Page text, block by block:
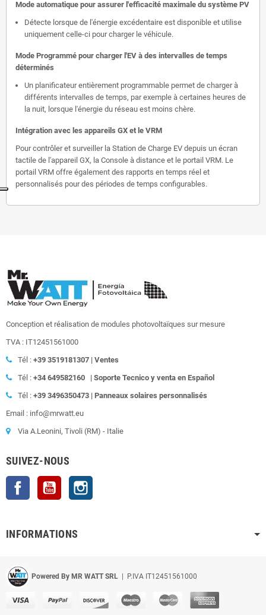
Mode automatique pour assurer l'efficacité maximale du système PV
Détecte lorsque de l'énergie excédentaire est disponible et utilise
uniquement celle-ci pour charger le véhicule.
Mode Programmé pour charger l'EV à des intervalles de temps
déterminés
Un planificateur entièrement programmable permet de charger à
différents intervalles de temps, par exemple à certaines heures de
la nuit, lorsque l'énergie du réseau est moins chère.
Intégration avec les appareils GX et le VRM
Pour contrôler et surveiller la Station de Charge EV depuis un écran
tactile de l'appareil GX, la Console à distance et le portail VRM. Le
portail VRM offre également des rapports en temps réel et
personnalisés pour des périodes de temps configurables.
Conception et réalisation de modules photovoltaïques sur mesure
TVA : IT12451561000
Tél : +39 3519181307 | Ventes
Tél : +34 649582160 | Soporte Tecnico y venta en Español
Tél : +39 3496350473 | Panneaux solaires personnalisés
Email : info@mrwatt.eu
Via A.Leonini, Tivoli (RM) - Italie
SUIVEZ-NOUS
Facebook YouTube
INFORMATIONS
Powered By MR WATT SRL | P.IVA IT12451561000